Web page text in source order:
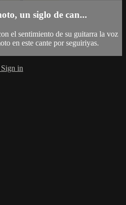
un siglo de can...
el sentimiento de su guitarra la voz
en este cante por seguiriyas.
Sign in